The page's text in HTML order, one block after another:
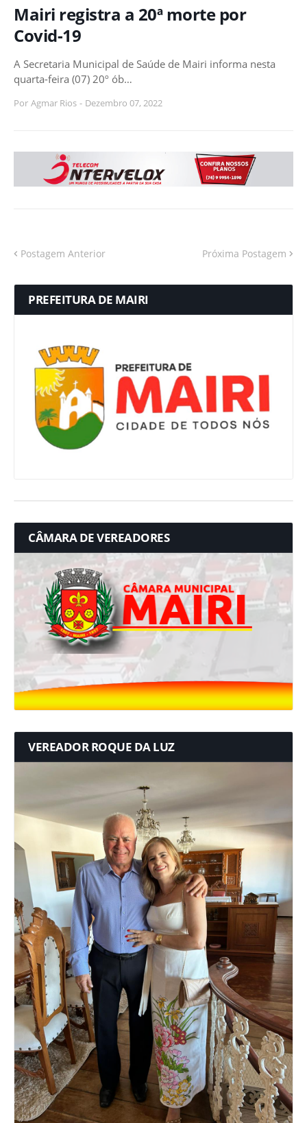
Mairi registra a 20ª morte por
Covid-19
A Secretaria Municipal de Saúde de Mairi informa nesta
quarta-feira (07) 20º ób…
Por Agmar Rios - Dezembro 07, 2022
Postagem Anterior Próxima Postagem
PREFEITURA DE MAIRI
CÂMARA DE VEREADORES
VEREADOR ROQUE DA LUZ